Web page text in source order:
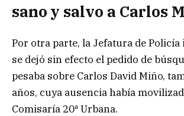
sano y salvo a Carlos
Por otra parte, la Jefatura de
se dejó sin efecto el pedido de
pesaba sobre Carlos David Miño,
años, cuya ausencia había
Comisaría 20ª Urbana.